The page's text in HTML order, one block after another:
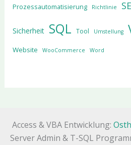
Prozessautomatisierung Richtlinie
Sicherheit SQL Tool Umstellung
Website WooCommerce Word
Access & VBA Entwicklung:
Server Admin & T-SQL